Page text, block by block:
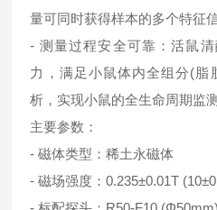
量可同时获得样本的多个特征
- 测量过程安全可靠：活鼠
力，满足小鼠体内全组分(脂
析，实现小鼠的全生命周期监测
主要参数：
- 磁体类型：稀土永磁体
- 磁场强度：0.235±0.01T